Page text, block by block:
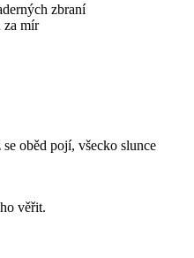
zbraní
za mír
oběd pojí, všecko slunce
věřit.